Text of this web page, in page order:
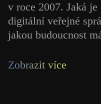
v roce 2007. Jaká
digitální veřejné
jakou budoucnost
Zobrazit více